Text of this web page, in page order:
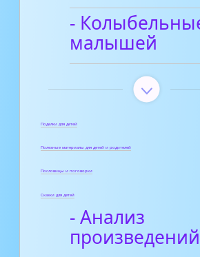
-
малышей
Поделки для детей
Полезные материалы для детей и родителей
Пословицы и поговорки
Сказки для детей
- Анализ
произведений